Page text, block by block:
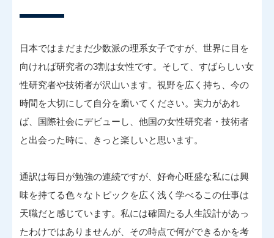
日本ではまだまだ少数派の理系女子ですが、世界に目を
向ければ研究者の3割は女性です。そして、すばらしい女
性研究者や技術者が沢山います。視野を広く持ち、今の
時間を大切にして自分を磨いてください。実力があれ
ば、国際社会にデビューし、他国の女性研究者・技術者
と出会った時に、きっと楽しいと思います。
通訳は毎日が勉強の連続ですが、好奇心旺盛な私には興
味を持てる色々なトピックを広く浅く学べるこの仕事は
天職だと感じています。私には確固たる人生設計があっ
たわけではありませんが、その時点で何ができるかを考